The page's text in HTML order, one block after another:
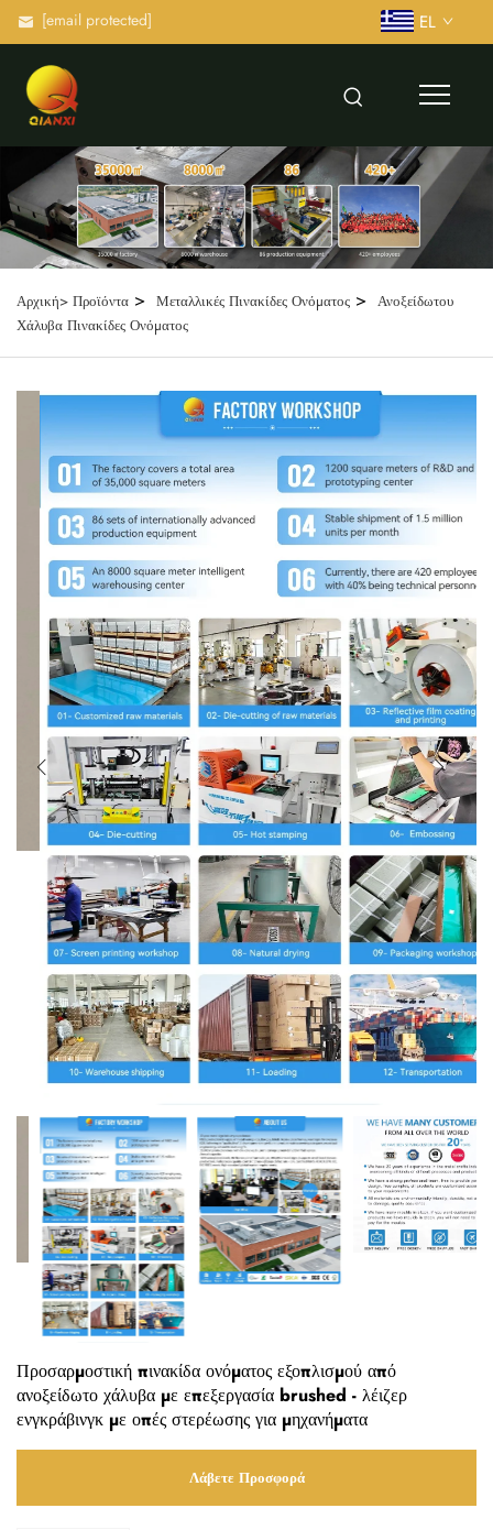
[email protected] EL
Αρχική> Προϊόντα > Μεταλλικές Πινακίδες Ονόματος > Ανοξείδωτου
Χάλυβα Πινακίδες Ονόματος
Προσαρμοστική πινακίδα ονόματος εξοπλισμού από
ανοξείδωτο χάλυβα με επεξεργασία brushed - λέιζερ
ενγκράβινγκ με οπές στερέωσης για μηχανήματα
Λάβετε Προσφορά